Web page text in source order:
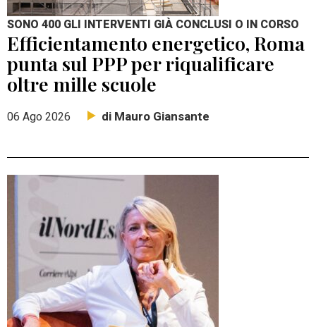
SONO 400 GLI INTERVENTI GIÀ CONCLUSI O IN CORSO
Efficientamento energetico, Roma
punta sul PPP per riqualificare
oltre mille scuole
06 Ago 2026 di Mauro Giansante